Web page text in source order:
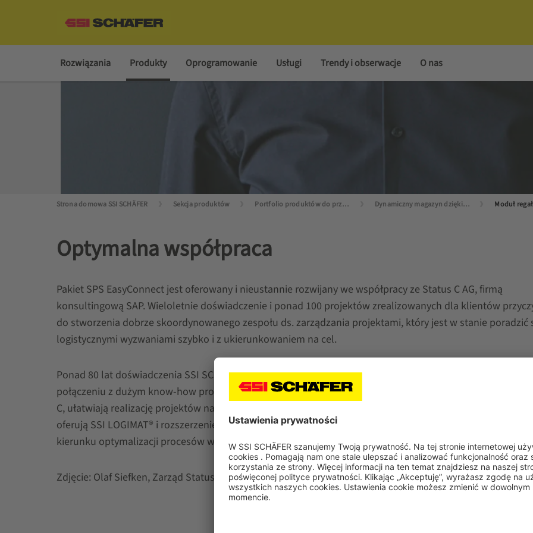
Rozwiązania Produkty Oprogramowanie Usługi Trendy i obserwacje O nas
Strona domowa SSI SCHÄFER Sekcja produktów Portfolio produktów do przechowywania Dynamiczny magazyn dzięki półautomatycznemu magazynowaniu
Optymalna współpraca
Pakiet SPS EasyConnect jest oferowany i nieustannie rozwijany we współpracy ze Status C AG, firmą
konsultingową SAP. Wieloletnie doświadczenie i ponad 100 projektów zrealizowanych dla klientów
do stworzenia dobrze skoordynowanego zespołu ds. zarządzania projektami, który jest w stanie poradzić
logistycznymi wyzwaniami szybko i z ukierunkowaniem na cel.
Ponad 80 lat doświadczenia SSI SCHAEFER w intralogistyce i produkcji systemów do przechowywania w
połączeniu z dużym know-how procesów i oprogramowania po stronie specjalisty SAP ds. logistyki, firmy
C, ułatwiają realizację projektów na najwyższym poziomie. Poza różnymi standardowymi rozwiązaniami,
oferują SSI LOGIMAT® i rozszerzenie SAP, SPS EasyConnect, doradztwo logistyczne SAP to kolejny krok w
kierunku optymalizacji procesów w całym magazynie.
Zdjęcie: Olaf Siefken, Zarząd Status C AG